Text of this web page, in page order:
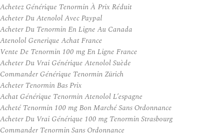
Achetez Générique Tenormin À Prix Réduit
Acheter Du Atenolol Avec Paypal
Acheter Du Tenormin En Ligne Au Canada
Atenolol Generique Achat France
Vente De Tenormin 100 mg En Ligne France
Acheter Du Vrai Générique Atenolol Suède
Commander Générique Tenormin Zürich
Acheter Tenormin Bas Prix
Achat Générique Tenormin Atenolol L’espagne
Acheté Tenormin 100 mg Bon Marché Sans Ordonnance
Acheter Du Vrai Générique 100 mg Tenormin Strasbourg
Commander Tenormin Sans Ordonnance